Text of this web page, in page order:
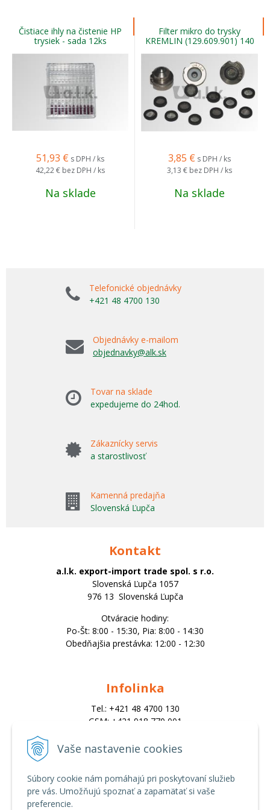
Vaše nastavenie cookies
Súbory cookie nám pomáhajú pri poskytovaní služieb
pre vás. Umožňujú spoznať a zapamätať si vaše
preferencie.
Čistiace ihly na čistenie HP
trysiek - sada 12ks
51,93 € s DPH / ks
42,22 € bez DPH / ks
Na sklade
Filter mikro do trysky
KREMLIN (129.609.901) 140
3,85 € s DPH / ks
3,13 € bez DPH / ks
Na sklade
Telefonické objednávky
+421 48 4700 130
Objednávky e-mailom
objednavky@alk.sk
Tovar na sklade
expedujeme do 24hod.
Zákaznícky servis
a starostlivosť
Kamenná predajňa
Slovenská Ľupča
Kontakt
a.l.k. export-import trade spol. s r.o.
Slovenská Ľupča 1057
976 13 Slovenská Ľupča
Otváracie hodiny:
Po-Št: 8:00 - 15:30, Pia: 8:00 - 14:30
Obedňajšia prestávka: 12:00 - 12:30
Infolinka
Tel.: +421 48 4700 130
GSM: +421 918 770 001
trade@alk.sk